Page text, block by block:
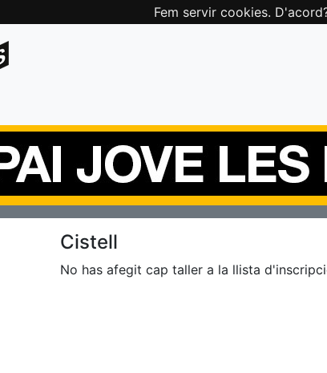
Fem servir cookies.
Cistell
No has afegit cap taller a la llista